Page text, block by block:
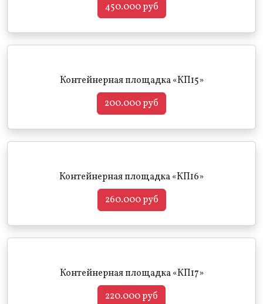
450.000 руб
Контейнерная площадка «КП15»
200.000 руб
Контейнерная площадка «КП16»
260.000 руб
Контейнерная площадка «КП17»
220.000 руб